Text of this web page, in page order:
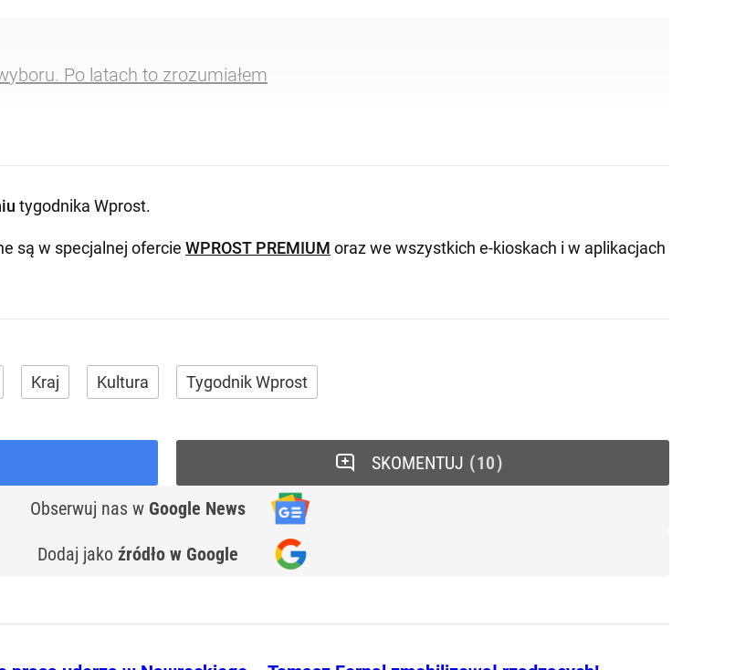
Po latach to zrozumiałem
tygodnika Wprost.
są w specjalnej ofercie WPROST PREMIUM oraz we wszystkich e-kioskach i w aplikacjach
Kraj Kultura Tygodnik Wprost
Obserwuj nas w Google News
Dodaj jako źródło w Google
SKOMENTUJ 10